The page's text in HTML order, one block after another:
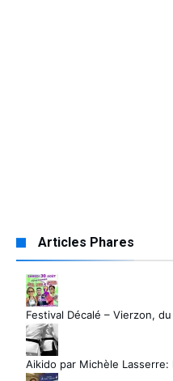
Articles Phares
Festival Décalé – Vierzon,
Aikido par Michèle